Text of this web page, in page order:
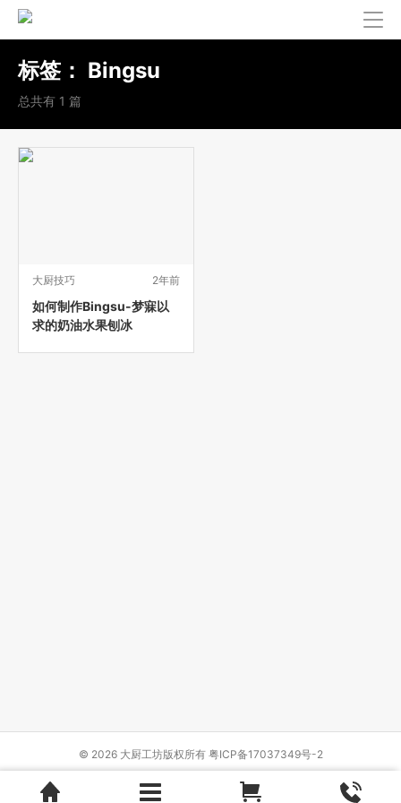
标签： Bingsu
总共有 1 篇
大厨技巧 2年前
如何制作Bingsu-梦寐以
求的奶油水果刨冰
© 2026 大厨工坊版权所有 粤ICP备17037349号-2